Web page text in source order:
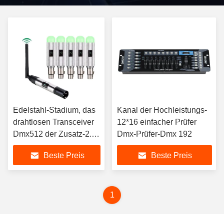
Edelstahl-Stadium, das
drahtlosen Transceiver
Dmx512 der Zusatz-2.4g
beleuchtet
Beste Preis
Kanal der Hochleistungs-
12*16 einfacher Prüfer
Dmx-Prüfer-Dmx 192
Beste Preis
1